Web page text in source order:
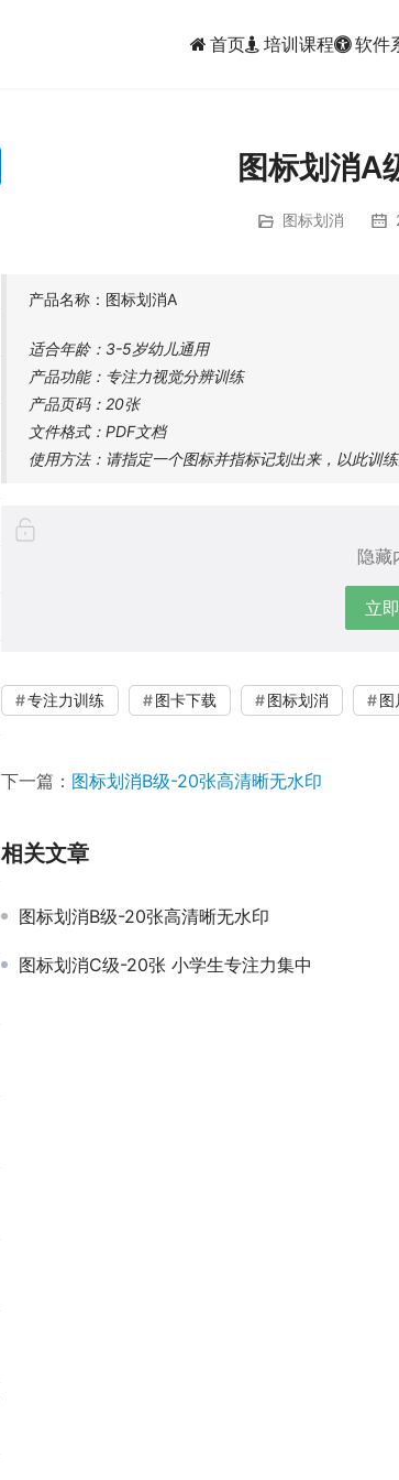
首页 培训课程 软件
图标划消A
图标划消
产品名称：图标划消A
适合年龄：3-5岁幼儿通用
产品功能：专注力视觉分辨训练
产品页码：20张
文件格式：PDF文档
使用方法：请指定一个图标并指标记划出来，以此训
隐藏
立
专注力训练 图卡下载 图标划消 图
下一篇： 图标划消B级-20张高清晰无水印
相关文章
图标划消B级-20张高清晰无水印
图标划消C级-20张 小学生专注力集中